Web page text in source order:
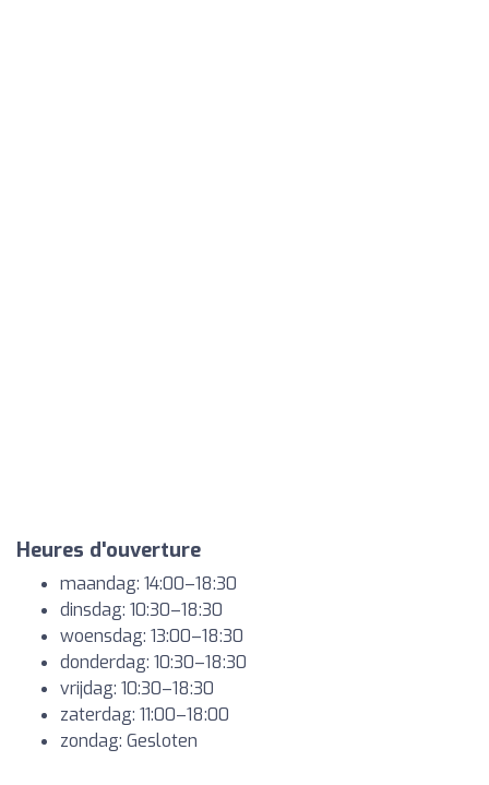
Heures d'ouverture
maandag: 14:00–18:30
dinsdag: 10:30–18:30
woensdag: 13:00–18:30
donderdag: 10:30–18:30
vrijdag: 10:30–18:30
zaterdag: 11:00–18:00
zondag: Gesloten